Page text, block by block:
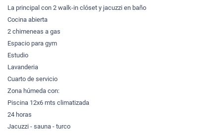
La principal con 2 walk-in clóset y jacuzzi en baño
Cocina abierta
2 chimeneas a gas
Espacio para gym
Estudio
Lavanderia
Cuarto de servicio
Zona húmeda con:
Piscina 12x6 mts climatizada
24 horas
Jacuzzi - sauna - turco